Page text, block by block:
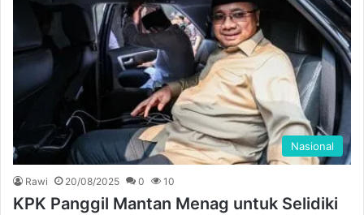
Nasional
Rawi 20/08/2025 0 10
KPK Panggil Mantan Menag untuk Selidiki